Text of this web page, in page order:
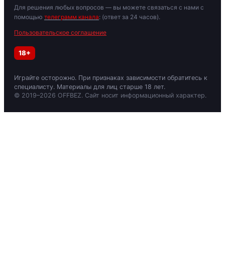
Для решения любых вопросов — вы можете связаться с нами с
помощью телеграмм канала: (ответ за 24 часов).
Пользовательское соглашение
18+
Играйте осторожно. При признаках зависимости обратитесь к
специалисту. Материалы для лиц старше 18 лет.
© 2019–2026 OFFBEZ. Сайт носит информационный характер.